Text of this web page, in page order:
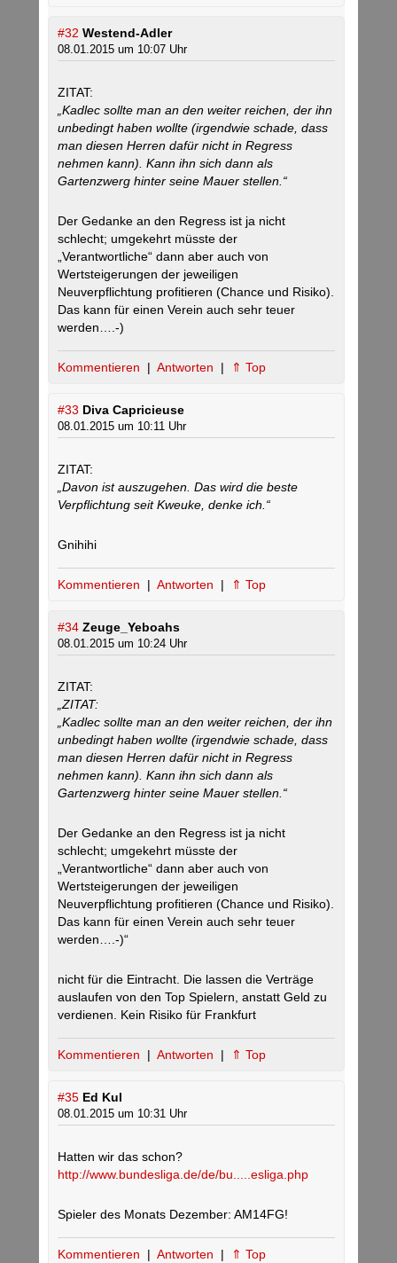
#32 Westend-Adler
08.01.2015 um 10:07 Uhr
ZITAT:
„Kadlec sollte man an den weiter reichen, der ihn
unbedingt haben wollte (irgendwie schade, dass
man diesen Herren dafür nicht in Regress
nehmen kann). Kann ihn sich dann als
Gartenzwerg hinter seine Mauer stellen.“
Der Gedanke an den Regress ist ja nicht
schlecht; umgekehrt müsste der
„Verantwortliche“ dann aber auch von
Wertsteigerungen der jeweiligen
Neuverpflichtung profitieren (Chance und Risiko).
Das kann für einen Verein auch sehr teuer
werden….-)
Kommentieren | Antworten | ⇑ Top
#33 Diva Capricieuse
08.01.2015 um 10:11 Uhr
ZITAT:
„Davon ist auszugehen. Das wird die beste
Verpflichtung seit Kweuke, denke ich.“
Gnihihi
Kommentieren | Antworten | ⇑ Top
#34 Zeuge_Yeboahs
08.01.2015 um 10:24 Uhr
ZITAT:
„ZITAT:
„Kadlec sollte man an den weiter reichen, der ihn
unbedingt haben wollte (irgendwie schade, dass
man diesen Herren dafür nicht in Regress
nehmen kann). Kann ihn sich dann als
Gartenzwerg hinter seine Mauer stellen.“
Der Gedanke an den Regress ist ja nicht
schlecht; umgekehrt müsste der
„Verantwortliche“ dann aber auch von
Wertsteigerungen der jeweiligen
Neuverpflichtung profitieren (Chance und Risiko).
Das kann für einen Verein auch sehr teuer
werden….-)“
nicht für die Eintracht. Die lassen die Verträge
auslaufen von den Top Spielern, anstatt Geld zu
verdienen. Kein Risiko für Frankfurt
Kommentieren | Antworten | ⇑ Top
#35 Ed Kul
08.01.2015 um 10:31 Uhr
Hatten wir das schon?
http://www.bundesliga.de/de/bu.....esliga.php
Spieler des Monats Dezember: AM14FG!
Kommentieren | Antworten | ⇑ Top